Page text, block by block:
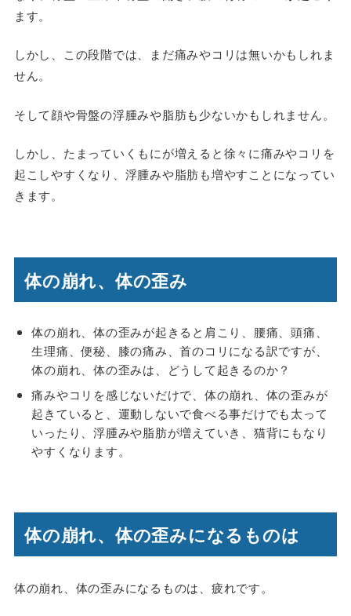
ます。
しかし、この段階では、まだ痛みやコリは無いかもしれま
せん。
そして顔や骨盤の浮腫みや脂肪も少ないかもしれません。
しかし、たまっていくもにが増えると徐々に痛みやコリを
起こしやすくなり、浮腫みや脂肪も増やすことになってい
きます。
体の崩れ、体の歪み
体の崩れ、体の歪みが起きると肩こり、腰痛、頭痛、
生理痛、便秘、膝の痛み、首のコリになる訳ですが、
体の崩れ、体の歪みは、どうして起きるのか？
痛みやコリを感じないだけで、体の崩れ、体の歪みが
起きていると、運動しないで食べる事だけでも太って
いったり、浮腫みや脂肪が増えていき、猫背にもなり
やすくなります。
体の崩れ、体の歪みになるものは
体の崩れ、体の歪みになるものは、疲れです。